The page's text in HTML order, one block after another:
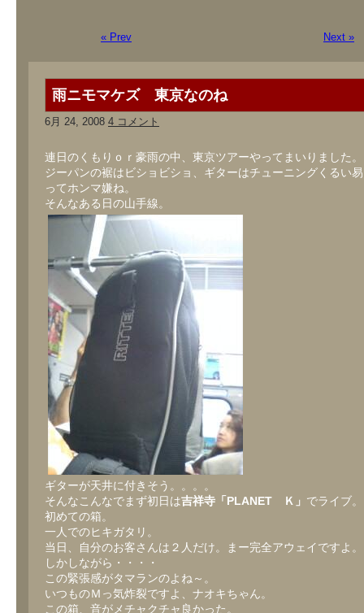
« Prev Next »
雨ニモマケズ 東京なのね
6月 24, 2008 4 コメント
連日のくもりｏｒ豪雨の中、東京ツアーやってまいりました。
ジーパンの裾はビショビショ、ギターはチューニングくるい
ってホンマ嫌ね。
そんなある日の山手線。
ギターが天井に付きそう。。。。
そんなこんなでまず初日は吉祥寺「PLANET Ｋ」 でライブ。
初めての箱。
一人でのヒキガタリ。
当日、自分のお客さんは２人だけ。まー完全アウェイですよ。
しかしながら・・・・
この緊張感がタマランのよね～。
いつものＭっ気炸裂ですよ、ナオキちゃん。
この箱、音がメチャクチャ良かった。